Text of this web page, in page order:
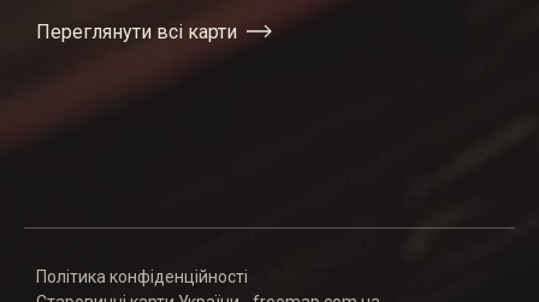
Переглянути всі карти
Політика конфіденційності